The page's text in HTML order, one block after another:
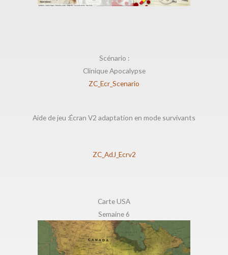
Scénario :
Clinique Apocalypse
ZC_Ecr_Scenario
Aide de jeu :Écran V2 adaptation en mode survivants
ZC_AdJ_Ecrv2
Carte USA
Semaine 6